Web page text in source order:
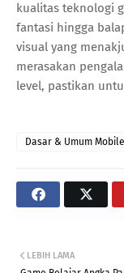
kualitas teknologi
fantasi hingga
visual yang
merasakan
level, pastikan
Dasar & Umum
LEBIH LAMA